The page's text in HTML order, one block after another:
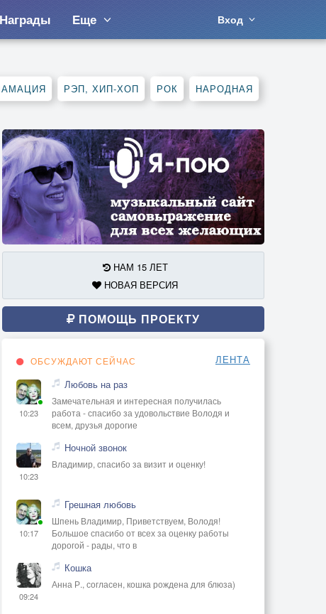
Награды Еще Вход
РЭП, ХИП-ХОП РОК НАРОДНАЯ
НАМ 15 ЛЕТ
НОВАЯ ВЕРСИЯ
ПОМОЩЬ ПРОЕКТУ
ОБСУЖДАЮТ СЕЙЧАС ЛЕНТА
10:23
Любовь на раз
Замечательная и интересная получилась
работа - спасибо за удовольствие Володя и
всем, друзья дорогие
10:23
Ночной звонок
Владимир, спасибо за визит и оценку!
10:17
Грешная любовь
Шпень Владимир, Приветствуем, Володя!
Большое спасибо от всех за оценку работы
дорогой - рады, что в
09:24
Кошка
Анна Р., согласен, кошка рождена для блюза)